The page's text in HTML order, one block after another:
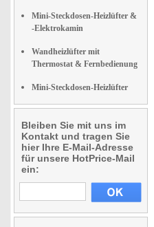
Mini-Steckdosen-Heizlüfter &
-Elektrokamin
Wandheizlüfter mit
Thermostat & Fernbedienung
Mini-Steckdosen-Heizlüfter
Bleiben Sie mit uns im
Kontakt und tragen Sie
hier Ihre E-Mail-Adresse
für unsere HotPrice-Mail
ein: